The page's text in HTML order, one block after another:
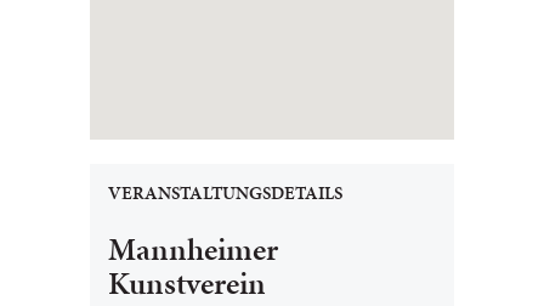
VERANSTALTUNGSDETAILS
Mannheimer
Kunstverein